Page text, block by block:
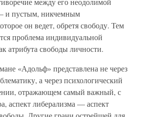
и пустым, никчемным
он ведет, обретя свободу. Тем
проблема индивидуальной
атрибута свободы личности.
«Адольф» представлена не через
а через психологический
отражающем самый важный, с
аспект либерализма — аспект